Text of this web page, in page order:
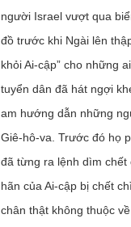
người Israel vượt qua
đồ trước khi Ngài lên
khỏi Ai-cập” cho những
tuyển dân đã hát ngợi
am hướng dẫn những
Giê-hô-va. Trước đó họ
đã từng ra lệnh dìm
hãn của Ai-cập bị chết
chân thật không thuộc